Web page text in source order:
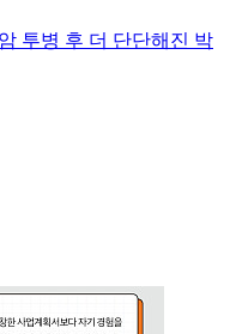
투병 후 더 단단해진 박